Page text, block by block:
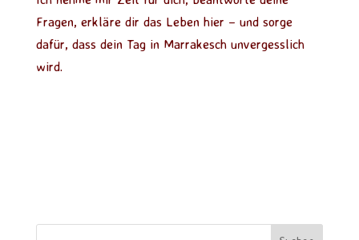
Fragen, erkläre dir das Leben hier – und sorge
dafür, dass dein Tag in Marrakesch unvergesslich
wird.